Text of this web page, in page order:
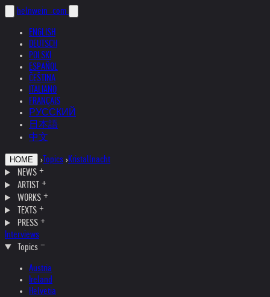
helnwein .com
ENGLISH
DEUTSCH
POLSKI
ESPAÑOL
ČEŠTINA
ITALIANO
FRANÇAIS
РУССКИЙ
日本語
中文
HOME › Topics ›Kristallnacht
NEWS
ARTIST
WORKS
TEXTS
PRESS
Interviews
Topics
Austria
Ireland
Helvetia